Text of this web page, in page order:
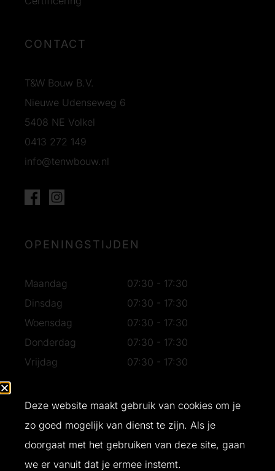
CONTACT
T&W Bouw B.V.
Nieuwe Udenseweg 6
5408 NE Volkel
0413 272 149
info@tenwbouw.nl
OPENINGSTIJDEN
Maandag
07:30 - 17:30
Dinsdag
07:30 - 17:30
Woensdag
07:30 - 17:30
Donderdag
07:30 - 17:30
Vrijdag
07:30 - 17:30
Zondag
Gesloten
Deze website maakt gebruik van cookies om je
zo goed mogelijk van dienst te zijn. Als je
doorgaat met het gebruiken van deze site, gaan
we er vanuit dat je ermee instemt.